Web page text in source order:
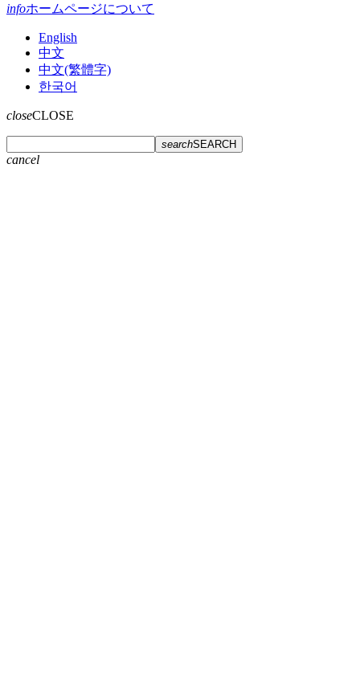
infoホームページについて
English
中文
中文(繁體字)
한국어
closeCLOSE
searchSEARCH
cancel